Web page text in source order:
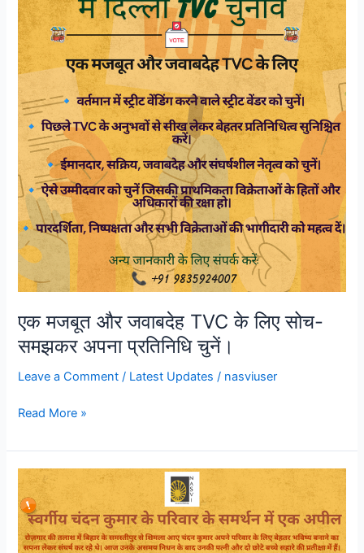
एक मजबूत और जवाबदेह TVC के लिए सोच-
समझकर अपना प्रतिनिधि चुनें।
Leave a Comment / Latest Updates / nasviuser
लिए
सोच-
समझकर
अपना
चुनें।
Read More »
स्वर्गीय
चंदन
कुमार
के